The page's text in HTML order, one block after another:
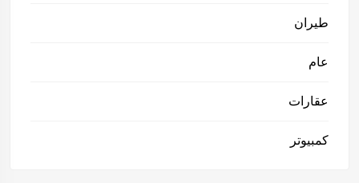
طيران
عام
عقارات
كمبيوتر